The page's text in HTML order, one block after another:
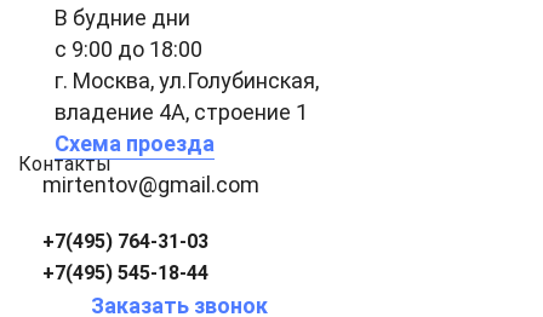
В будние дни
с 9:00 до 18:00
г. Москва, ул.Голубинская,
владение 4А, строение 1
Схема проезда
Контакты
mirtentov@gmail.com
+7(495) 764-31-03
+7(495) 545-18-44
Заказать звонок